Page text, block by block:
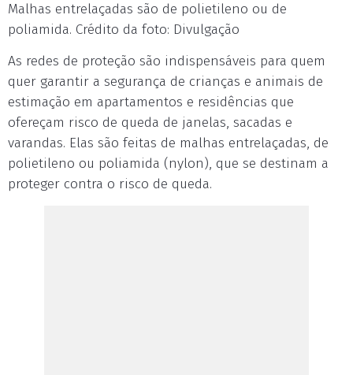
Malhas entrelaçadas são de polietileno ou de
poliamida. Crédito da foto: Divulgação
As redes de proteção são indispensáveis para quem
quer garantir a segurança de crianças e animais de
estimação em apartamentos e residências que
ofereçam risco de queda de janelas, sacadas e
varandas. Elas são feitas de malhas entrelaçadas, de
polietileno ou poliamida (nylon), que se destinam a
proteger contra o risco de queda.